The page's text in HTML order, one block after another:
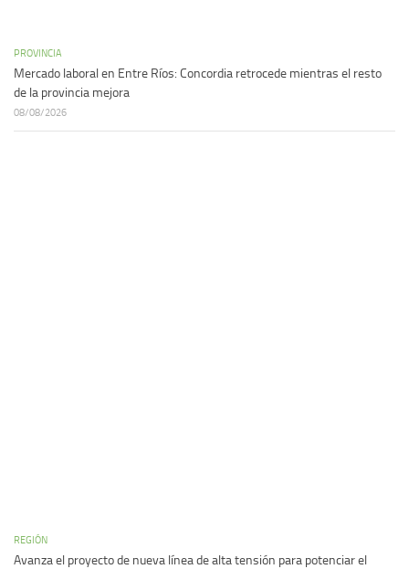
PROVINCIA
Mercado laboral en Entre Ríos: Concordia retrocede mientras el resto
de la provincia mejora
08/08/2026
REGIÓN
Avanza el proyecto de nueva línea de alta tensión para potenciar el